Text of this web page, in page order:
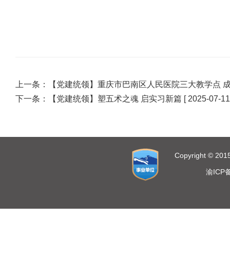
上一条：
【党建统领】重庆市巴南区人民医院三大教学点
下一条：
【党建统领】塑五术之魂 启实习新篇 [ 2025-07-
Copyright ©
渝ICP